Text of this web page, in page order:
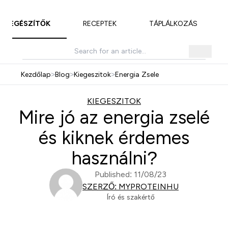
KIEGÉSZÍTŐK RECEPTEK TÁPLÁLKOZÁS
Kezdőlap>Blog>Kiegeszitok>Energia Zsele
KIEGESZITOK
Mire jó az energia zselé
és kiknek érdemes
használni?
Published: 11/08/23
SZERZŐ: MYPROTEINHU
Író és szakértő